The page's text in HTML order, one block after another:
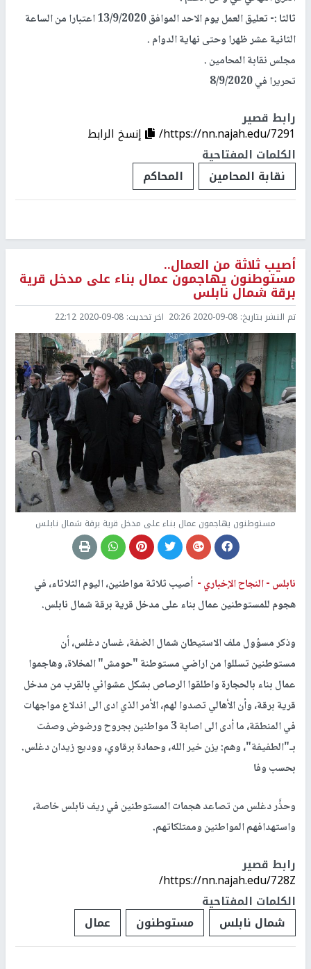
ثالثا :- تعليق العمل يوم الاحد الموافق 13/9/2020 اعتبارا من الساعة
الثانية عشر ظهرا وحتى نهاية الدوام .
مجلس نقابة المحامين .
تحريرا في 8/9/2020
رابط قصير
https://nn.najah.edu/7291/
إنسخ الرابط
الكلمات المفتاحية
نقابة المحامين
المحاكم
أصيب ثلاثة من العمال..
مستوطنون يهاجمون عمال بناء على مدخل قرية
برقة شمال نابلس
تم النشر بتاريخ: 2020-09-08 20:26 اخر تحديث: 2020-09-08 22:12
مستوطنون يهاجمون عمال بناء على مدخل قرية برقة شمال نابلس
نابلس -النجاح الإخباري - أصيب ثلاثة مواطنين، اليوم الثلاثاء، في
هجوم للمستوطنين عمال بناء على مدخل قرية برقة شمال نابلس.
وذكر مسؤول ملف الاستيطان شمال الضفة، غسان دغلس، أن
مستوطنين تسللوا من اراضي مستوطنة "حومش" المخلاة، وهاجموا
عمال بناء بالحجارة واطلقوا الرصاص بشكل عشوائي بالقرب من مدخل
قرية برقة، وأن الأهالي تصدوا لهم، الأمر الذي ادى الى اندلاع مواجهات
في المنطقة، ما أدى الى اصابة 3 مواطنين بجروح ورضوض وصفت
بـ"الطفيفة"، وهم: يزن خير الله، وحمادة برقاوي، ووديع زيدان دغلس.
بحسب وفا
وحذَّر دغلس من تصاعد هجمات المستوطنين في ريف نابلس خاصة،
واستهدافهم المواطنين وممتلكاتهم.
رابط قصير
https://nn.najah.edu/728Z/
الكلمات المفتاحية
شمال نابلس
مستوطنون عمال